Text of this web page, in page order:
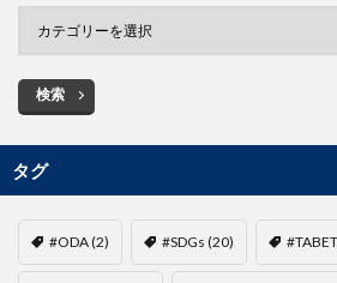
検索
タグ
#ODA(2) #SDGs (20)